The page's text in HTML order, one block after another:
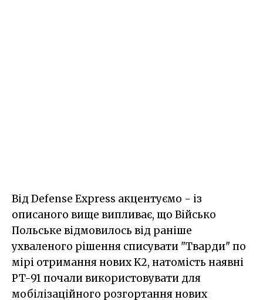
Від Defense Express акцентуємо - із
описаного вище випливає, що Військо
Польське відмовилось від раніше
ухваленого рішення списувати "Тварди" по
мірі отримання нових K2, натомість наявні
PT-91 почали використовувати для
мобілізаційного розгортання нових